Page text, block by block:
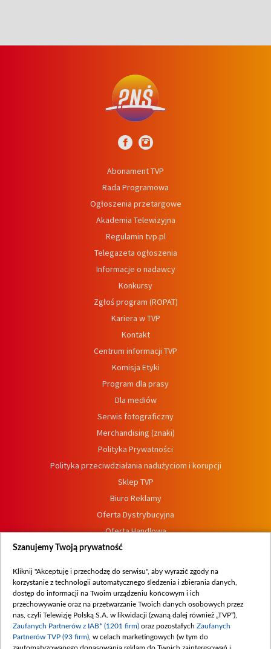
Abonament TVP
Rada Programowa
Ogłoszenia przetargowe
Akademia Telewizyjna
Regulamin tvp.pl
Telegazeta ogłoszenia
Informacje o nadawcy
Konkursy
Zgłoś program (ROPAT)
Kariera w TVP
Kontakt
Centrum informacji TVP
Komisja Etyki
Program dla prasy
Dla mediów
Serwis fotograficzny
Merchandising (znaki)
Polityka Prywatności
Polityka przeciwdziałania nadużyciom i korupcji
Sklep TVP
Biuro Reklamy
Oferta Dystrybucyjna
Oferta Handlowa
Dostępność
Procedura zgłoszeń wewnętrznych
Szanujemy Twoją prywatność
Kliknij "Akceptuję i przechodzę do serwisu", aby wyrazić zgody na
korzystanie z technologii automatycznego śledzenia i zbierania danych,
dostęp do informacji na Twoim urządzeniu końcowym i ich
przechowywanie oraz na przetwarzanie Twoich danych osobowych przez
nas, czyli Telewizję Polską S.A. w likwidacji (zwaną dalej również „TVP”),
Zaufanych Partnerów z IAB* (1201 firm) oraz pozostałych Zaufanych
Partnerów TVP (93 firm) , w celach marketingowych (w tym do